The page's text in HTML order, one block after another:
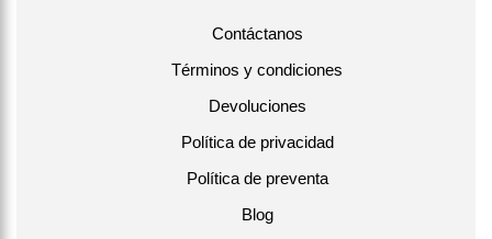
Contáctanos
Términos y condiciones
Devoluciones
Política de privacidad
Política de preventa
Blog